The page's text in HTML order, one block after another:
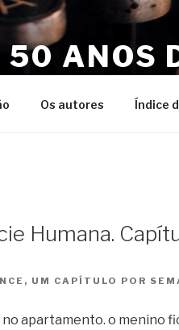
50 ANOS
Os autores Índice
Humana.
UM CAPÍTULO POR
no apartamento. o menino